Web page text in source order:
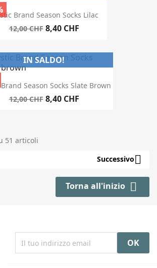
Brand Season Socks Lilac
12,00 CHF 8,40 CHF
Season Socks Slate Brown
12,00 CHF 8,40 CHF
IN SALDO!
51 articoli
Successivo
Torna all'inizio 